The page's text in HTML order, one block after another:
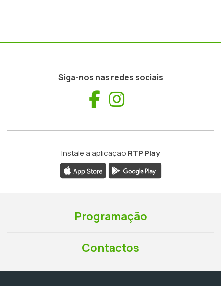
Siga-nos nas redes sociais
Facebook
Instale a aplicação RTP Play
Programação
Contactos